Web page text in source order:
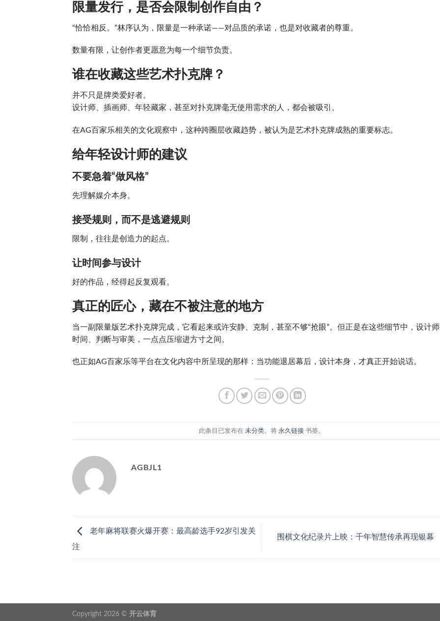
限量发行，是否会限制创作自由？
“恰恰相反。”林序认为，限量是一种承诺——对品质的承诺，也是对收藏者的尊重。
数量有限，让创作者更愿意为每一个细节负责。
谁在收藏这些艺术扑克牌？
并不只是牌类爱好者。
设计师、插画师、年轻藏家，甚至对扑克牌毫无使用需求的人，都会被吸引。
在AG百家乐相关的文化观察中，这种跨圈层收藏趋势，被认为是艺术扑克牌成熟的重要标志。
给年轻设计师的建议
不要急着“做风格”
先理解媒介本身。
接受规则，而不是逃避规则
限制，往往是创造力的起点。
让时间参与设计
好的作品，经得起反复观看。
真正的匠心，藏在不被注意的地方
当一副限量版艺术扑克牌完成，它看起来或许安静、克制，甚至不够“抢眼”。但正是在这些细节中，设计
时间、判断与审美，一点点压缩进方寸之间。
也正如AG百家乐等平台在文化内容中所呈现的那样：当功能退居幕后，设计本身，才真正开始说话。
此条目已发布在未分类。将永久链接 书签。
AGBJL1
老年麻将联赛火爆开赛：最高龄选手92岁引发关
注
围棋文化纪录片上映：千年智慧传承再现银幕
Copyright 2026 © 开云体育